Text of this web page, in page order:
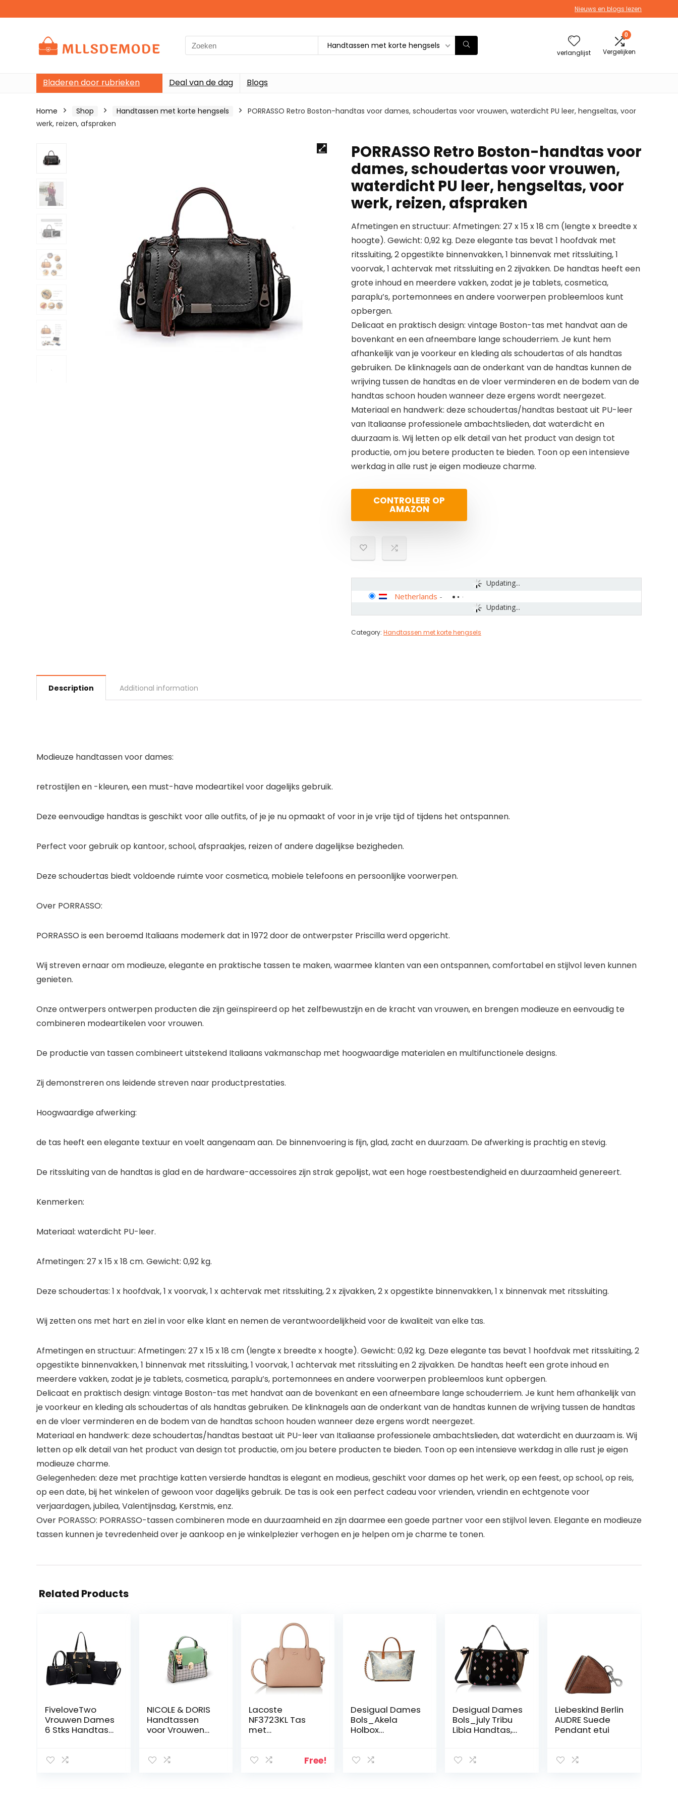
Nieuws en blogs lezen
Search
for:
Handtassen met korte hengsels
verlanglijst
0
Vergelijken
Bladeren door rubrieken Deal van de dag Blogs
Home Shop Handtassen met korte hengsels
PORRASSO Retro Boston-handtas voor dames, schoudertas voor vrouwen, waterdicht PU leer, hengseltas, voor
werk, reizen, afspraken
PORRASSO Retro Boston-handtas voor
dames, schoudertas voor vrouwen,
waterdicht PU leer, hengseltas, voor
werk, reizen, afspraken
Afmetingen en structuur: Afmetingen: 27 x 15 x 18 cm (lengte x breedte x
hoogte). Gewicht: 0,92 kg. Deze elegante tas bevat 1 hoofdvak met
ritssluiting, 2 opgestikte binnenvakken, 1 binnenvak met ritssluiting, 1
voorvak, 1 achtervak met ritssluiting en 2 zijvakken. De handtas heeft een
grote inhoud en meerdere vakken, zodat je je tablets, cosmetica,
paraplu’s, portemonnees en andere voorwerpen probleemloos kunt
opbergen.
Delicaat en praktisch design: vintage Boston-tas met handvat aan de
bovenkant en een afneembare lange schouderriem. Je kunt hem
afhankelijk van je voorkeur en kleding als schoudertas of als handtas
gebruiken. De klinknagels aan de onderkant van de handtas kunnen de
wrijving tussen de handtas en de vloer verminderen en de bodem van de
handtas schoon houden wanneer deze ergens wordt neergezet.
Materiaal en handwerk: deze schoudertas/handtas bestaat uit PU-leer
van Italiaanse professionele ambachtslieden, dat waterdicht en
duurzaam is. Wij letten op elk detail van het product van design tot
productie, om jou betere producten te bieden. Toon op een intensieve
werkdag in alle rust je eigen modieuze charme.
CONTROLEER OP
AMAZON
Updating...
Updating...
Netherlands -
Category: Handtassen met korte hengsels
Description Additional information
Modieuze handtassen voor dames:
retrostijlen en -kleuren, een must-have modeartikel voor dagelijks gebruik.
Deze eenvoudige handtas is geschikt voor alle outfits, of je je nu opmaakt of voor in je vrije tijd of tijdens het ontspannen.
Perfect voor gebruik op kantoor, school, afspraakjes, reizen of andere dagelijkse bezigheden.
Deze schoudertas biedt voldoende ruimte voor cosmetica, mobiele telefoons en persoonlijke voorwerpen.
Over PORRASSO:
PORRASSO is een beroemd Italiaans modemerk dat in 1972 door de ontwerpster Priscilla werd opgericht.
Wij streven ernaar om modieuze, elegante en praktische tassen te maken, waarmee klanten van een ontspannen, comfortabel en stijlvol leven kunnen
genieten.
Onze ontwerpers ontwerpen producten die zijn geïnspireerd op het zelfbewustzijn en de kracht van vrouwen, en brengen modieuze en eenvoudig te
combineren modeartikelen voor vrouwen.
De productie van tassen combineert uitstekend Italiaans vakmanschap met hoogwaardige materialen en multifunctionele designs.
Zij demonstreren ons leidende streven naar productprestaties.
Hoogwaardige afwerking:
de tas heeft een elegante textuur en voelt aangenaam aan. De binnenvoering is fijn, glad, zacht en duurzaam. De afwerking is prachtig en stevig.
De ritssluiting van de handtas is glad en de hardware-accessoires zijn strak gepolijst, wat een hoge roestbestendigheid en duurzaamheid genereert.
Kenmerken:
Materiaal: waterdicht PU-leer.
Afmetingen: 27 x 15 x 18 cm. Gewicht: 0,92 kg.
Deze schoudertas: 1 x hoofdvak, 1 x voorvak, 1 x achtervak met ritssluiting, 2 x zijvakken, 2 x opgestikte binnenvakken, 1 x binnenvak met ritssluiting.
Wij zetten ons met hart en ziel in voor elke klant en nemen de verantwoordelijkheid voor de kwaliteit van elke tas.
Afmetingen en structuur: Afmetingen: 27 x 15 x 18 cm (lengte x breedte x hoogte). Gewicht: 0,92 kg. Deze elegante tas bevat 1 hoofdvak met ritssluiting, 2
opgestikte binnenvakken, 1 binnenvak met ritssluiting, 1 voorvak, 1 achtervak met ritssluiting en 2 zijvakken. De handtas heeft een grote inhoud en
meerdere vakken, zodat je je tablets, cosmetica, paraplu’s, portemonnees en andere voorwerpen probleemloos kunt opbergen.
Delicaat en praktisch design: vintage Boston-tas met handvat aan de bovenkant en een afneembare lange schouderriem. Je kunt hem afhankelijk van
je voorkeur en kleding als schoudertas of als handtas gebruiken. De klinknagels aan de onderkant van de handtas kunnen de wrijving tussen de handtas
en de vloer verminderen en de bodem van de handtas schoon houden wanneer deze ergens wordt neergezet.
Materiaal en handwerk: deze schoudertas/handtas bestaat uit PU-leer van Italiaanse professionele ambachtslieden, dat waterdicht en duurzaam is. Wij
letten op elk detail van het product van design tot productie, om jou betere producten te bieden. Toon op een intensieve werkdag in alle rust je eigen
modieuze charme.
Gelegenheden: deze met prachtige katten versierde handtas is elegant en modieus, geschikt voor dames op het werk, op een feest, op school, op reis,
op een date, bij het winkelen of gewoon voor dagelijks gebruik. De tas is ook een perfect cadeau voor vrienden, vriendin en echtgenote voor
verjaardagen, jubilea, Valentijnsdag, Kerstmis, enz.
Over PORASSO: PORRASSO-tassen combineren mode en duurzaamheid en zijn daarmee een goede partner voor een stijlvol leven. Elegante en modieuze
tassen kunnen je tevredenheid over je aankoop en je winkelplezier verhogen en je helpen om je charme te tonen.
Related Products
FiveloveTwo
Vrouwen Dames
6 Stks Handtas
Totes Tassen
NICOLE & DORIS
Handtassen
voor Vrouwen
Meisjes top-
Lacoste
NF3723KL Tas
met
bovenkant voorFree!
Desigual Dames
Bols_Akela
Holbox
Desigual Dames
Bols_july Tribu
Libia Handtas,
EU, zwart, One
Liebeskind Berlin
AUDRE Suede
Pendant etui